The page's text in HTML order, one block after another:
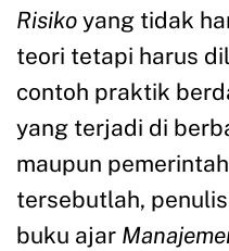
Risiko yang tidak
teori tetapi harus
contoh praktik
yang terjadi di
maupun
tersebutlah,
buku ajar